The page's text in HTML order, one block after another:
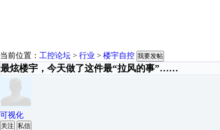
当前位置： 工控论坛 > 行业 > 楼宇自控 我要发帖
最炫楼宇，今天做了这件最“拉风的事”……
可视化
关注 私信